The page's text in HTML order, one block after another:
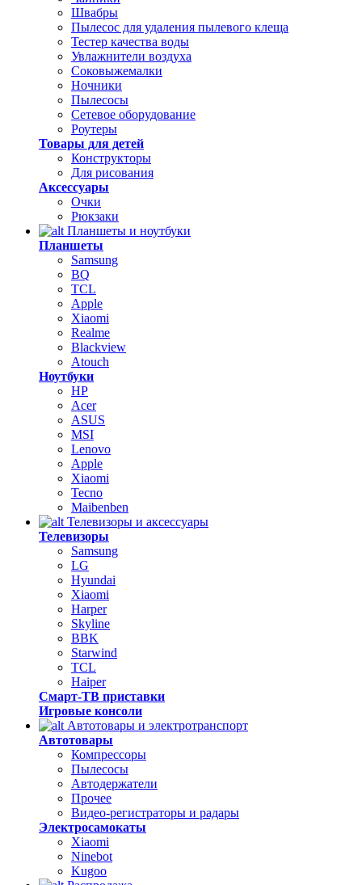
Швабры
Пылесос для удаления пылевого клеща
Тестер качества воды
Увлажнители воздуха
Соковыжемалки
Ночники
Пылесосы
Сетевое оборудование
Роутеры
Товары для детей
Конструкторы
Для рисования
Аксессуары
Очки
Рюкзаки
Планшеты и ноутбуки
Планшеты
Samsung
BQ
TCL
Apple
Xiaomi
Realme
Blackview
Atouch
Ноутбуки
HP
Acer
ASUS
MSI
Lenovo
Apple
Xiaomi
Tecno
Maibenben
Телевизоры и аксессуары
Телевизоры
Samsung
LG
Hyundai
Xiaomi
Harper
Skyline
BBK
Starwind
TCL
Haiper
Смарт-ТВ приставки
Игровые консоли
Автотовары и электротранспорт
Автотовары
Компрессоры
Пылесосы
Автодержатели
Прочее
Видео-регистраторы и радары
Электросамокаты
Xiaomi
Ninebot
Kugoo